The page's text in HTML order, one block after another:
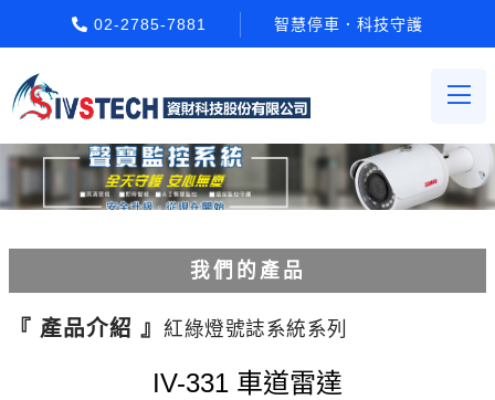
02-2785-7881 智慧停車．科技守護
我們的產品
電動柵欄機系列
『 產品介紹 』 紅綠燈號誌系統系列
IV-331 車道雷達